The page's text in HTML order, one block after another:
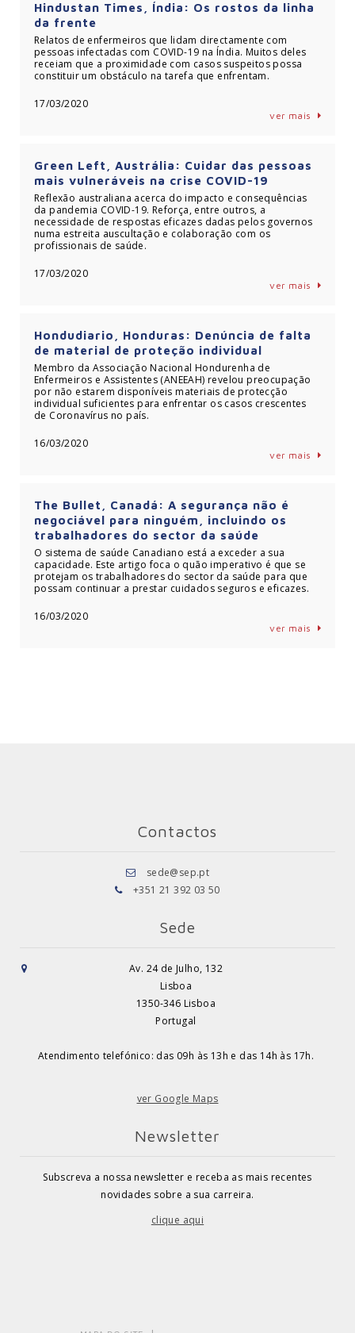
Hindustan Times, Índia: Os rostos da linha
da frente
Relatos de enfermeiros que lidam directamente com
pessoas infectadas com COVID-19 na Índia. Muitos deles
receiam que a proximidade com casos suspeitos possa
constituir um obstáculo na tarefa que enfrentam.
17/03/2020
ver mais
Green Left, Austrália: Cuidar das pessoas
mais vulneráveis na crise COVID-19
Reflexão australiana acerca do impacto e consequências
da pandemia COVID-19. Reforça, entre outros, a
necessidade de respostas eficazes dadas pelos governos
numa estreita auscultação e colaboração com os
profissionais de saúde.
17/03/2020
ver mais
Hondudiario, Honduras: Denúncia de falta
de material de proteção individual
Membro da Associação Nacional Hondurenha de
Enfermeiros e Assistentes (ANEEAH) revelou preocupação
por não estarem disponíveis materiais de protecção
individual suficientes para enfrentar os casos crescentes
de Coronavírus no país.
16/03/2020
ver mais
The Bullet, Canadá: A segurança não é
negociável para ninguém, incluindo os
trabalhadores do sector da saúde
O sistema de saúde Canadiano está a exceder a sua
capacidade. Este artigo foca o quão imperativo é que se
protejam os trabalhadores do sector da saúde para que
possam continuar a prestar cuidados seguros e eficazes.
16/03/2020
ver mais
Contactos
sede@sep.pt
+351 21 392 03 50
Sede
Av. 24 de Julho, 132
Lisboa
1350-346 Lisboa
Portugal
Atendimento telefónico: das 09h às 13h e das 14h às 17h.
ver Google Maps
Newsletter
Subscreva a nossa newsletter e receba as mais recentes
novidades sobre a sua carreira.
clique aqui